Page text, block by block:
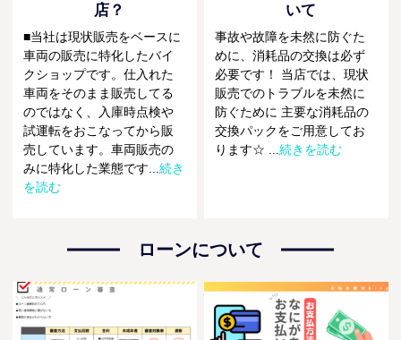
店？
■当社は現状販売をベースに
車両の販売に特化したバイ
クショップです。仕入れた
車両をそのまま販売してる
のではなく、入庫時点検や
試運転をおこなってから販
売しています。車両販売の
みに特化した業態です ...続き
を読む
いて
事故や故障を未然に防ぐた
めに、消耗品の交換は必ず
必要です！ 当店では、現状
販売でのトラブルを未然に
防ぐために 主要な消耗品の
交換パックをご用意してお
ります☆
...続きを読む
ローンについて